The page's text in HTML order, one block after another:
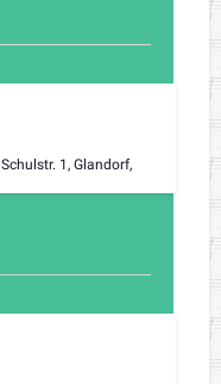
Schulstr. 1, Glandorf,